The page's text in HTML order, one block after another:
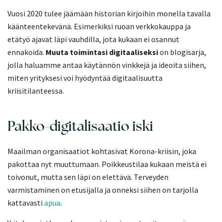
Vuosi 2020 tulee jäämään historian kirjoihin monella tavalla
käänteentekevänä. Esimerkiksi ruoan verkkokauppa ja
etätyö ajavat läpi vauhdilla, jota kukaan ei osannut
ennakoida. Muuta toimintasi digitaaliseksion blogisarja,
jolla haluamme antaa käytännön vinkkejä ja ideoita siihen,
miten yrityksesi voi hyödyntää digitaalisuutta
kriisitilanteessa.
Pakko-digitalisaatio iski
Maailman organisaatiot kohtasivat Korona-kriisin, joka
pakottaa nyt muuttumaan. Poikkeustilaa kukaan meistä ei
toivonut, mutta sen läpi on elettävä. Terveyden
varmistaminen on etusijalla ja onneksi siihen on tarjolla
kattavasti apua.